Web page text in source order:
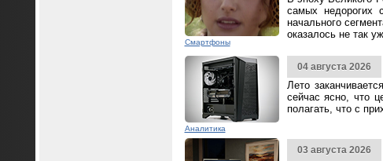
Смартфоны
самых недорогих
начального
оказалось не так
Аналитика
04 августа 2026
Лето
сейчас ясно, что
полагать, что с
03 августа 2026